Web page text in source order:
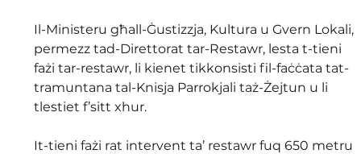
Il-Ministeru għall-Ġustizzja, Kultura u Gvern Lokali,
permezz tad-Direttorat tar-Restawr, lesta t-tieni
fażi tar-restawr, li kienet tikkonsisti fil-faċċata tat-
tramuntana tal-Knisja Parrokjali taż-Żejtun u li
tlestiet f’sitt xhur.
It-tieni fażi rat intervent ta’ restawr fuq 650 metru